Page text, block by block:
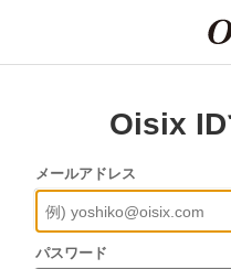
Oisix
メールアドレス
パスワード